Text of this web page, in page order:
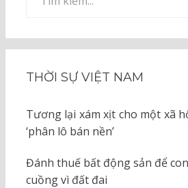
kiếm
THỜI SỰ VIỆT NAM
Tương lại xám xịt cho một xã
‘phân lô bán nền’
Đánh thuế bất động sản để
cuồng vì đất đai